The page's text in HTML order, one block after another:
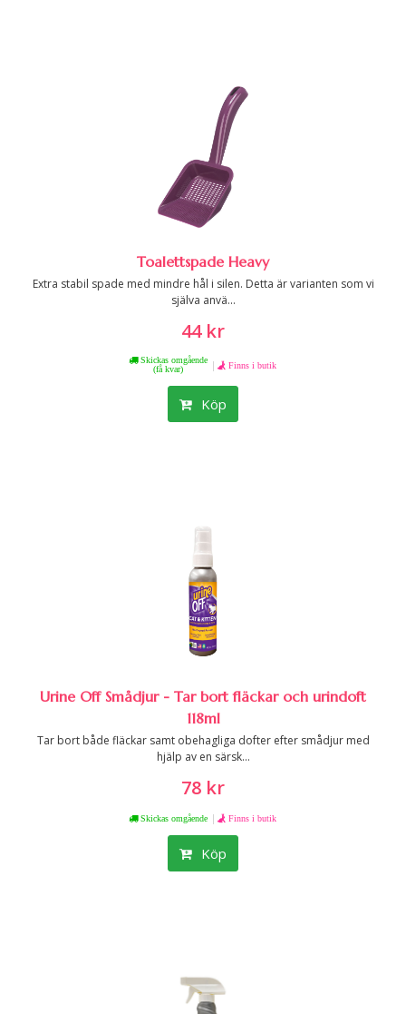
Toalettspade Heavy
Extra stabil spade med mindre hål i silen. Detta är varianten som vi
själva anvä...
44 kr
Skickas omgående
(få kvar)
| Finns i butik
Köp
Urine Off Smådjur - Tar bort fläckar och urindoft
118ml
Tar bort både fläckar samt obehagliga dofter efter smådjur med
hjälp av en särsk...
78 kr
Skickas omgående | Finns i butik
Köp